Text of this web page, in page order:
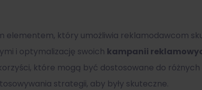
który umożliwia reklamodawcom
i optymalizację swoich kampanii
które mogą być dostosowane do
strategii, aby były skuteczne.